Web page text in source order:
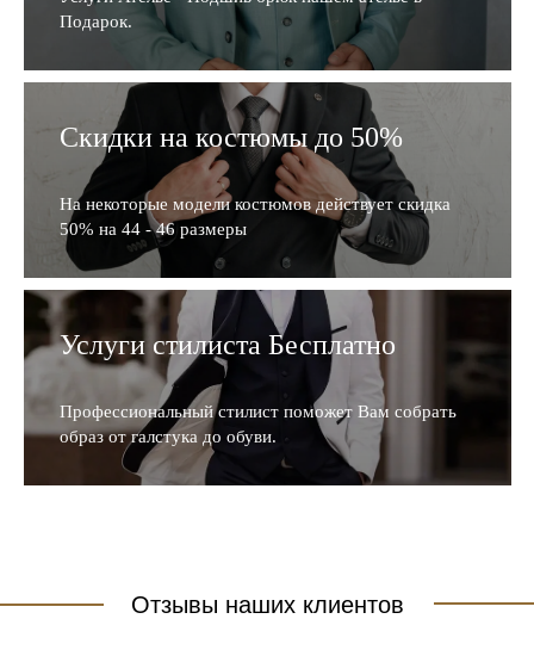
Подарок.
Скидки на костюмы до 50%
На некоторые модели костюмов действует скидка
50% на 44 - 46 размеры
Услуги стилиста Бесплатно
Профессиональный стилист поможет Вам собрать
образ от галстука до обуви.
Отзывы наших клиентов